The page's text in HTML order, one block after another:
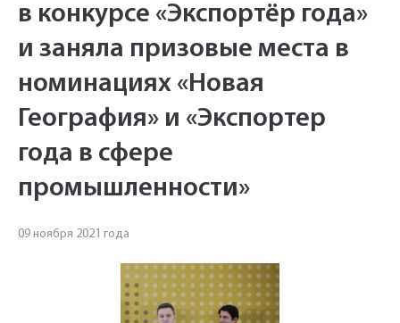
в конкурсе «Экспортёр года»
и заняла призовые места в
номинациях «Новая
География» и «Экспортер
года в сфере
промышленности»
09 ноября 2021 года